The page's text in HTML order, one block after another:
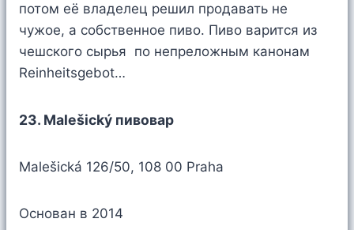
потом её владелец решил продавать не
чужое, а собственное пиво. Пиво варится из
чешского сырья по непреложным канонам
Reinheitsgebot…
23. Malešický пивовар
Malešická 126/50, 108 00 Praha
Основан в 2014